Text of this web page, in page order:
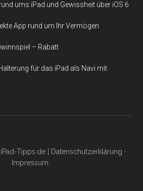
ums iPad und Gewissheit über iOS 6
App rund um Ihr Vermögen
– Rabatt
für das iPad als Navi mit
iPad-Tipps.de| Datenschutzerklärung ·
Impressum